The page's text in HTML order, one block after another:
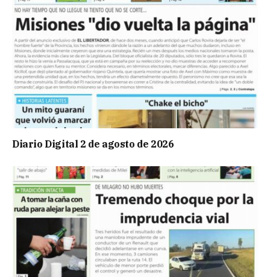
Diario Digital 2 de agosto de 2026